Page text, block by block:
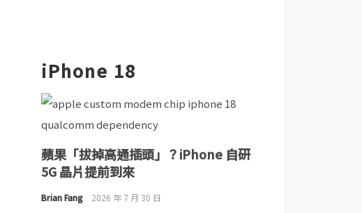
iPhone 18
蘋果「拔掉高通插頭」？iPhone 自研
5G 晶片提前到來
Brian Fang 2026 年 7 月 30 日